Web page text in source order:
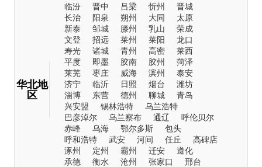
华北地
区
临汾
晋中 吕梁 忻州
晋城
长治
阳泉 朔州 大同
太原
新泰
邹城 滕州 乳山
荣成
文登
招远 莱州 莱阳
龙口
寿光
诸城 青州 高密
莱西
平度
即墨 胶南 胶州
菏泽
莱芜
枣庄 威海 滨州
泰安
济宁
临沂 日照 烟台
潍坊
淄博
东营 德州 聊城
青岛
兴安盟
锡林浩特
乌兰浩特
巴彦淖尔
乌兰察布 通辽
呼伦贝尔
赤峰
乌海 鄂尔多斯
包头
呼和浩特
武安 河间 任丘
高碑店
涿州
定州 霸州 迁安
遵化
承德
衡水 沧州 张家口
邢台